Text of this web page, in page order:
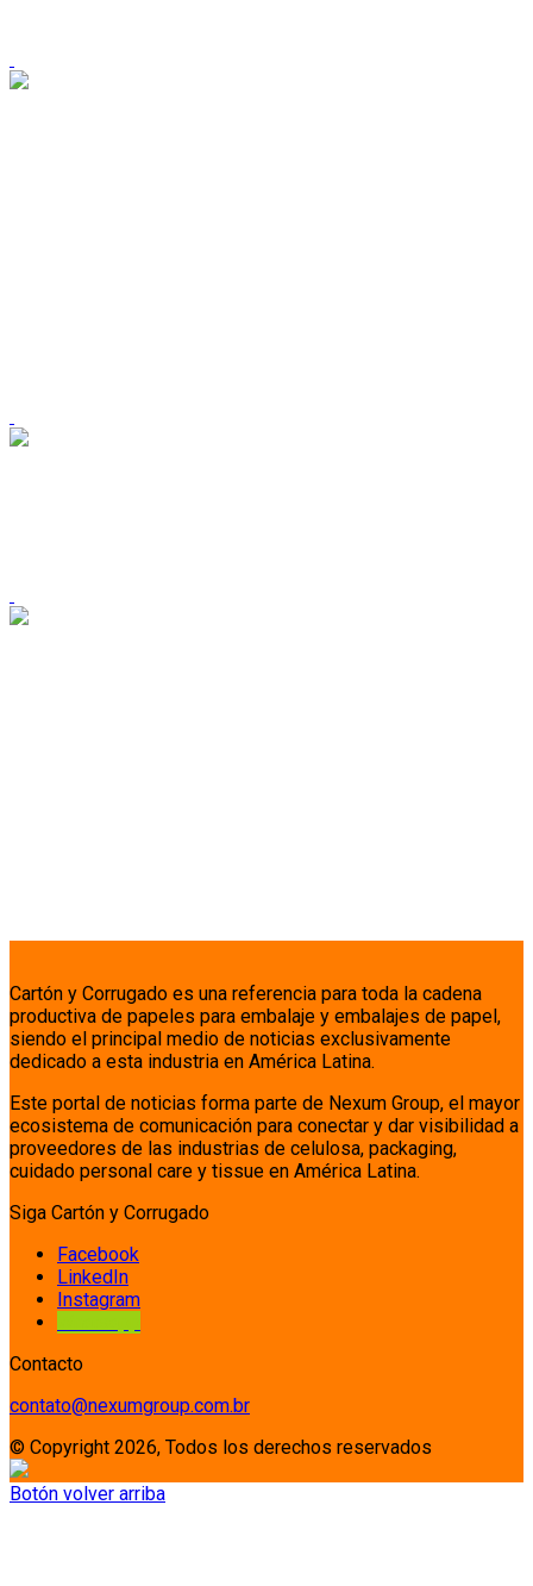
Cartón y Corrugado es una referencia para toda la cadena
productiva de papeles para embalaje y embalajes de papel,
siendo el principal medio de noticias exclusivamente
dedicado a esta industria en América Latina.
Este portal de noticias forma parte de Nexum Group, el mayor
ecosistema de comunicación para conectar y dar visibilidad a
proveedores de las industrias de celulosa, packaging,
cuidado personal care y tissue en América Latina.
Siga Cartón y Corrugado
Facebook
LinkedIn
Instagram
Contacto
contato@nexumgroup.com.br
© Copyright 2026, Todos los derechos reservados
Botón volver arriba